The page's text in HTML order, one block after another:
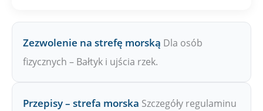
Zezwolenie na strefę morską Dla osób
fizycznych – Bałtyk i ujścia rzek.
Przepisy – strefa morska Szczegóły regulaminu